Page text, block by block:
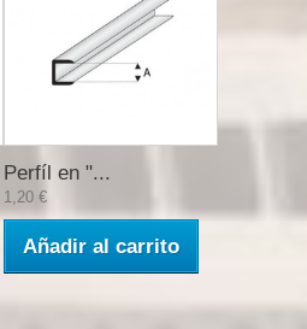
Perfíl en "...
1,20 €
Añadir al carrito